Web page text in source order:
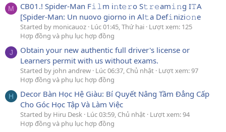
M
CB01.! Spider-Man F𝚒𝚕m i𝚗t𝚎𝚛o S𝚝𝚛𝚎am𝚒𝚗g I𝚃A
[Spider-Man: Un nuovo giorno in Al𝚝a Def𝚒nizi𝚘𝚗e
Started by monicauoz Lúc 01:45, Thứ hai Lượt xem: 125
Hợp đồng và phụ lục hợp đồng
J
Obtain your new authentic full driver's license or
Learners permit with us without exams.
Started by john andrew Lúc 06:37, Chủ nhật Lượt xem: 97
Hợp đồng và phụ lục hợp đồng
H
Decor Bàn Học Hệ Giàu: Bí Quyết Nâng Tầm Đẳng Cấp
Cho Góc Học Tập Và Làm Việc
Started by Hiru Desk Lúc 03:59, Chủ nhật Lượt xem: 94
Hợp đồng và phụ lục hợp đồng